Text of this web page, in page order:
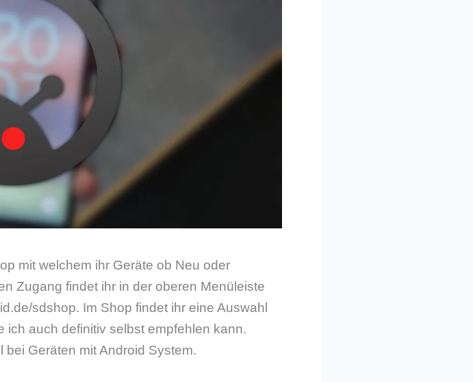
mit welchem ihr Geräte ob Neu oder
Zugang findet ihr in der oberen Menüleiste
sdshop. Im Shop findet ihr eine Auswahl
auch definitiv selbst empfehlen kann.
Geräten mit Android System.